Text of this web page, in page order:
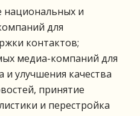
национальных и
для
контактов;
медиа-компаний для
и улучшения качества
принятие
и перестройка